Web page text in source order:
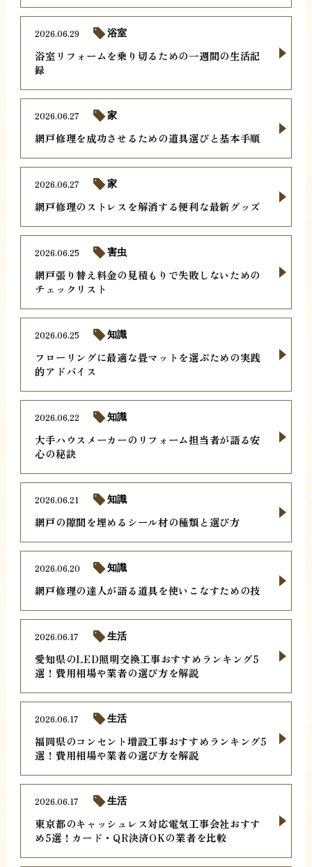
浴室リフォームを乗り切るための一週間の生活記
録
2026.06.29 浴室
網戸修理を成功させるための道具選びと基本手順
2026.06.27 家
網戸修理のストレスを解消する便利な最新グッズ
2026.06.27 家
網戸張り替え料金の見積もりで失敗しないための
チェックリスト
2026.06.25 害虫
フローリングに最適な畳マットを選ぶための実践
的アドバイス
2026.06.25 知識
大手ハウスメーカーのリフォーム担当者が語る安
心の秘訣
2026.06.22 知識
網戸の隙間を埋めるシール材の種類と選び方
2026.06.21 知識
網戸修理の達人が語る道具を使いこなすための技
2026.06.20 知識
愛知県のLED照明交換工事おすすめランキング5
選！費用相場や業者の選び方を解説
2026.06.17 生活
福岡県のコンセント増設工事おすすめランキング5
選！費用相場や業者の選び方を解説
2026.06.17 生活
東京都のキャッシュレス対応電気工事会社おすす
め5選！カード・QR決済OKの業者を比較
2026.06.17 生活